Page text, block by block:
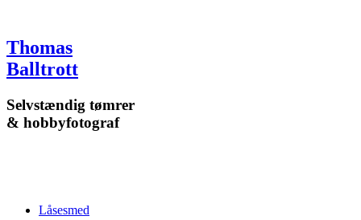
indhold
Thomas
Balltrott
Selvstændig tømrer
& hobbyfotograf
Låsesmed